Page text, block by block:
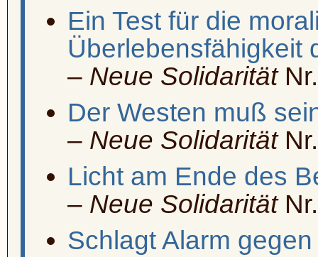
Ein Test für die
Überlebensfähigkeit
– Neue Solidarität
Der Westen muß
– Neue Solidarität
Licht am Ende des
– Neue Solidarität
Schlagt Alarm